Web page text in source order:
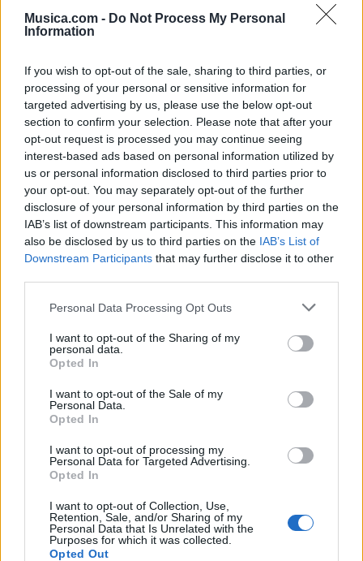
Musica.com - Do Not Process My Personal
Information
If you wish to opt-out of the sale, sharing to third parties, or
processing of your personal or sensitive information for
targeted advertising by us, please use the below opt-out
section to confirm your selection. Please note that after your
opt-out request is processed you may continue seeing
interest-based ads based on personal information utilized by
us or personal information disclosed to third parties prior to
your opt-out. You may separately opt-out of the further
disclosure of your personal information by third parties on the
IAB’s list of downstream participants. This information may
also be disclosed by us to third parties on the IAB’s List of
Downstream Participants that may further disclose it to other
Personal Data Processing Opt Outs
I want to opt-out of the Sharing of my
personal data.
Opted In
I want to opt-out of the Sale of my
Personal Data.
Opted In
I want to opt-out of processing my
Personal Data for Targeted Advertising.
Opted In
I want to opt-out of Collection, Use,
Retention, Sale, and/or Sharing of my
Personal Data that Is Unrelated with the
Purposes for which it was collected.
Opted Out
Ver perfil
@musicapuntocom Ver perfil
🪐🚀 Canciones para Ver las Estrellas:
Psicodelia y Space Rock 🎸✨